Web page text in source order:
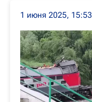
1 июня 2025, 15:53